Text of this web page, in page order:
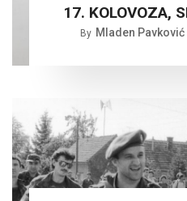
17. KOLOVOZA,
By Mladen Pavković